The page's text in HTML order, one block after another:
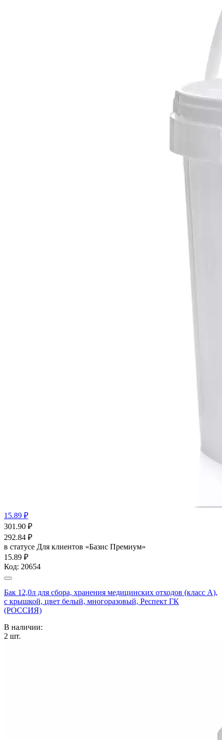
15.89 ₽
301.90 ₽
292.84 ₽
в статусе Для клиентов «Базис Премиум»
15.89 ₽
Код: 20654
Бак 12,0л для сбора, хранения медицинских отходов (класс А),
с крышкой, цвет белый, многоразовый, Респект ГК
(РОССИЯ)
В наличии:
2 шт.